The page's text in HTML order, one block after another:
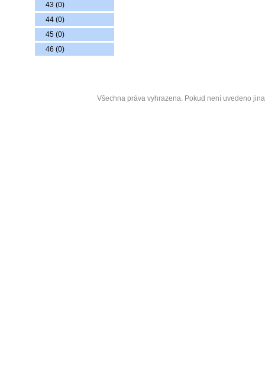
43 (0)
44 (0)
45 (0)
46 (0)
Všechna práva vyhrazena. Pokud není uvedeno